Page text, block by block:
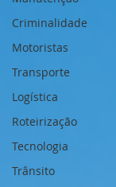
Criminalidade
Motoristas
Transporte
Logística
Roteirização
Tecnologia
Trânsito